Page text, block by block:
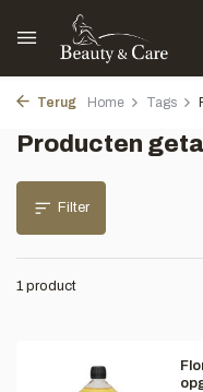
Terug Home Tags
Producten
Filter
1 product